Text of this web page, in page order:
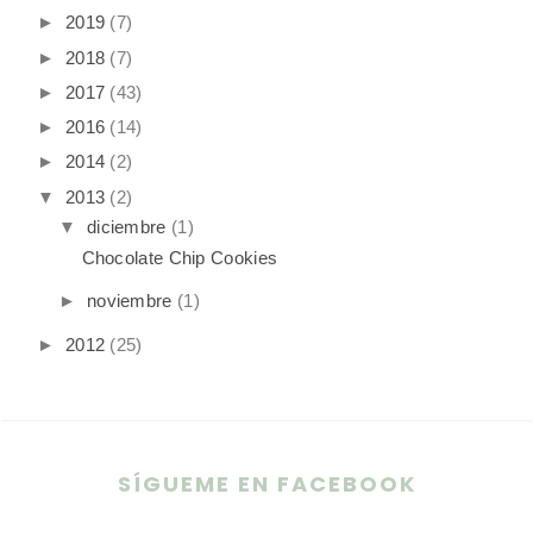
► 2019 (7)
► 2018 (7)
► 2017 (43)
► 2016 (14)
► 2014 (2)
▼
2013 (2)
▼
diciembre (1)
Chocolate Chip Cookies
► noviembre (1)
► 2012 (25)
SÍGUEME EN FACEBOOK